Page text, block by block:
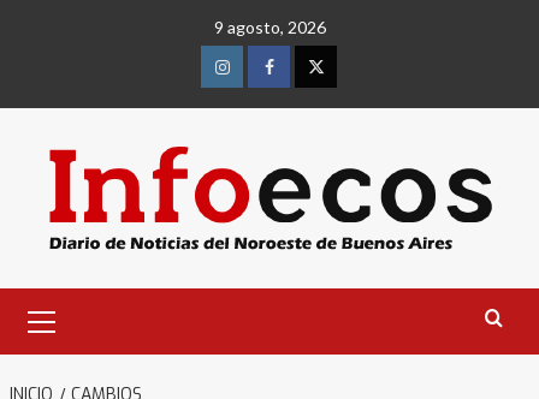
9 agosto, 2026
InstagramFacebookTwitter
primario